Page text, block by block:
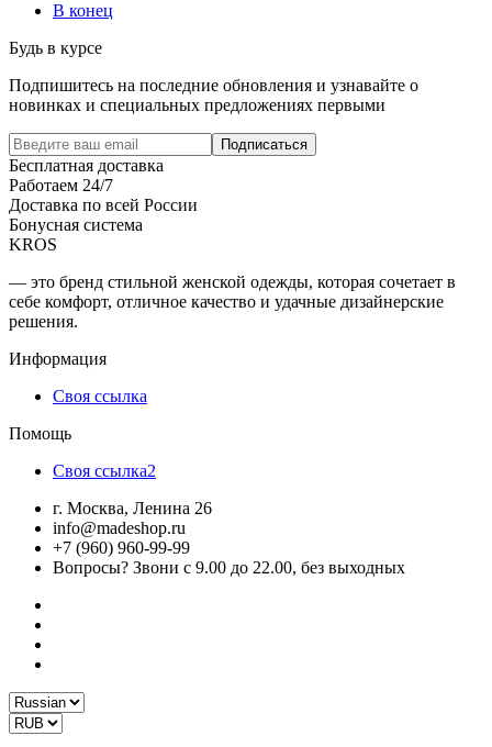
В конец
Будь в курсе
Подпишитесь на последние обновления и узнавайте о
новинках и специальных предложениях первыми
Подписаться
Бесплатная доставка
Работаем 24/7
Доставка по всей России
Бонусная система
KROS
— это бренд стильной женской одежды, которая сочетает в
себе комфорт, отличное качество и удачные дизайнерские
решения.
Информация
Своя ссылка
Помощь
Своя ссылка2
г. Москва, Ленина 26
info@madeshop.ru
+7 (960) 960-99-99
Вопросы? Звони с 9.00 до 22.00, без выходных